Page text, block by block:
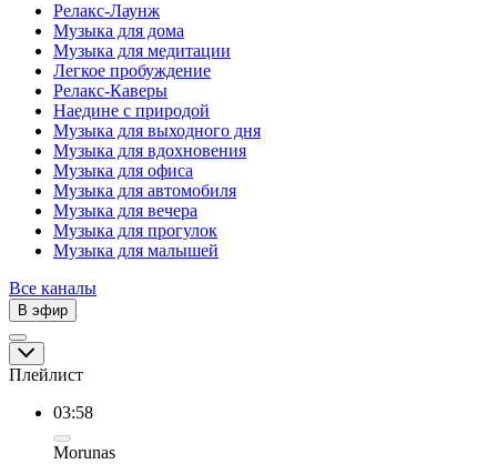
Релакс-Лаунж
Музыка для дома
Музыка для медитации
Легкое пробуждение
Релакс-Каверы
Наедине с природой
Музыка для выходного дня
Музыка для вдохновения
Музыка для офиса
Музыка для автомобиля
Музыка для вечера
Музыка для прогулок
Музыка для малышей
Все каналы
В эфир
Плейлист
03:58
Morunas